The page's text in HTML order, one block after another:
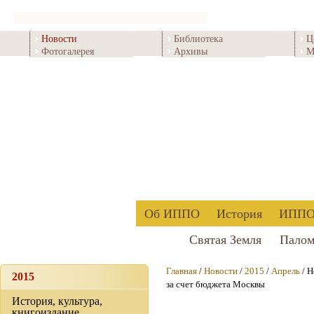
Новости
Фотогалерея
Библиотека
Архивы
Об ИППО История
ИППО
Святая Земля
2015
История, культура,
Главная / Новости / 2015 / Апрель /
за счет бюджета Москвы